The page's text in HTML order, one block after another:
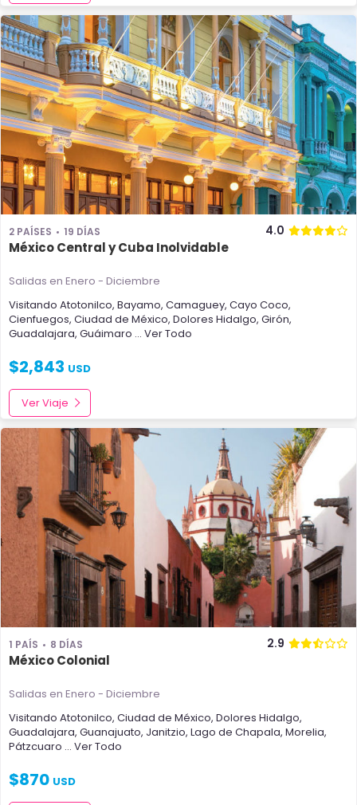
2 PAÍSES 19 DÍAS 4.0
México Central y Cuba Inolvidable
Salidas en Enero - Diciembre
Visitando Atotonilco, Bayamo, Camaguey, Cayo Coco,
Cienfuegos, Ciudad de México, Dolores Hidalgo, Girón,
Guadalajara, Guáimaro ... Ver Todo
$2,843 USD
Ver Viaje
1 PAÍS 8 DÍAS 2.9
México Colonial
Salidas en Enero - Diciembre
Visitando Atotonilco, Ciudad de México, Dolores Hidalgo,
Guadalajara, Guanajuato, Janitzio, Lago de Chapala, Morelia,
Pátzcuaro ... Ver Todo
$870 USD